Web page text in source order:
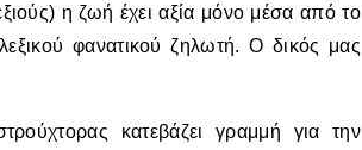
η ζωή έχει αξία μόνο μέσα από το
φανατικού ζηλωτή. Ο δικός μας
κατεβάζει γραμμή για την